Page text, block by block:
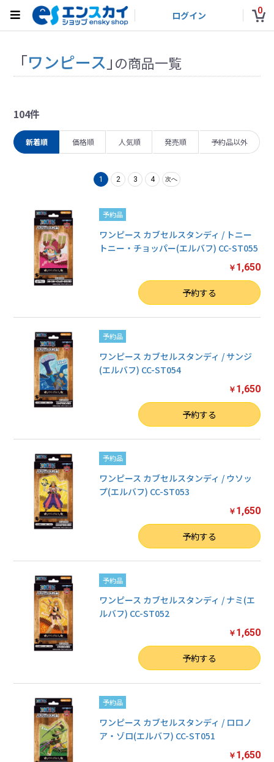
ログイン 0
「ワンピース 」の商品一覧
104件
新着順 価格順 人気順 発売順 予約品以外
1 2 3 4 次へ
予約品
ワンピース カブセルスタンディ / トニー
トニー・チョッパー(エルバフ) CC-ST055
￥ 1,650
予約する
予約品
ワンピース カブセルスタンディ / サンジ
(エルバフ) CC-ST054
￥ 1,650
予約する
予約品
ワンピース カブセルスタンディ / ウソッ
プ(エルバフ) CC-ST053
￥ 1,650
予約する
予約品
ワンピース カブセルスタンディ / ナミ(エ
ルバフ) CC-ST052
￥ 1,650
予約する
予約品
ワンピース カブセルスタンディ / ロロノ
ア・ゾロ(エルバフ) CC-ST051
￥ 1,650